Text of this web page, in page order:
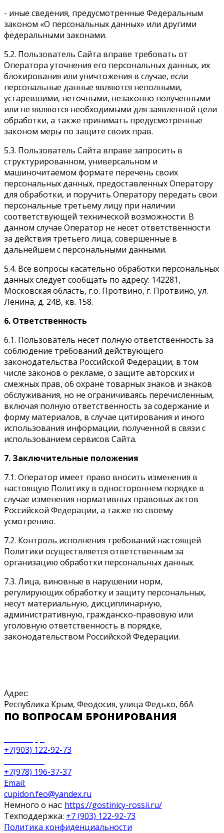
- иные сведения, предусмотренные Федеральным
законом «О персональных данных» или другими
федеральными законами.
5.2. Пользователь Сайта вправе требовать от
Оператора уточнения его персональных данных, их
блокирования или уничтожения в случае, если
персональные данные являются неполными,
устаревшими, неточными, незаконно полученными
или не являются необходимыми для заявленной цели
обработки, а также принимать предусмотренные
законом меры по защите своих прав.
5.3. Пользователь Сайта вправе запросить в
структурированном, универсальном и
машиночитаемом формате перечень своих
персональных данных, предоставленных Оператору
для обработки, и поручить Оператору передать свои
персональные третьему лицу при наличии
соответствующей технической возможности. В
данном случае Оператор не несет ответственности
за действия третьего лица, совершенные в
дальнейшем с персональными данными.
5.4. Все вопросы касательно обработки персональных
данных следует сообщать по адресу: 142281,
Московская область, г.о. Протвино, г. Протвино, ул.
Ленина, д. 24В, кв. 158.
6. Ответственность
6.1. Пользователь несет полную ответственность за
соблюдение требований действующего
законодательства Российской Федерации, в том
числе законов о рекламе, о защите авторских и
смежных прав, об охране товарных знаков и знаков
обслуживания, но не ограничиваясь перечисленным,
включая полную ответственность за содержание и
форму материалов, в случае цитирования и иного
использования информации, полученной в связи с
использованием сервисов Сайта.
7. Заключительные положения
7.1. Оператор имеет право вносить изменения в
настоящую Политику в одностороннем порядке в
случае изменения нормативных правовых актов
Российской Федерации, а также по своему
усмотрению.
7.2. Контроль исполнения требований настоящей
Политики осуществляется ответственным за
организацию обработки персональных данных.
7.3. Лица, виновные в нарушении норм,
регулирующих обработку и защиту персональных,
несут материальную, дисциплинарную,
административную, гражданско-правовую или
уголовную ответственность в порядке,
законодательством Российской Федерации.
Адрес:
Республика Крым, Феодосия, улица Федько, 66А
ПО ВОПРОСАМ БРОНИРОВАНИЯ
+7(903) 122-92-73
+7(978) 196-37-37
Email:
cupidon.feo@yandex.ru
Немного о нас: https://gostinicy-rossii.ru/
Техподдержка: +7 (903) 122-92-73
Политика конфиденциальности